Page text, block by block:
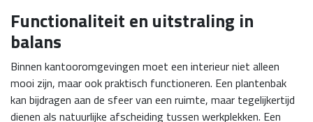
Functionaliteit en uitstraling in
balans
Binnen kantooromgevingen moet een interieur niet alleen
mooi zijn, maar ook praktisch functioneren. Een plantenbak
kan bijdragen aan de sfeer van een ruimte, maar tegelijkertijd
dienen als natuurlijke afscheiding tussen werkplekken. Een